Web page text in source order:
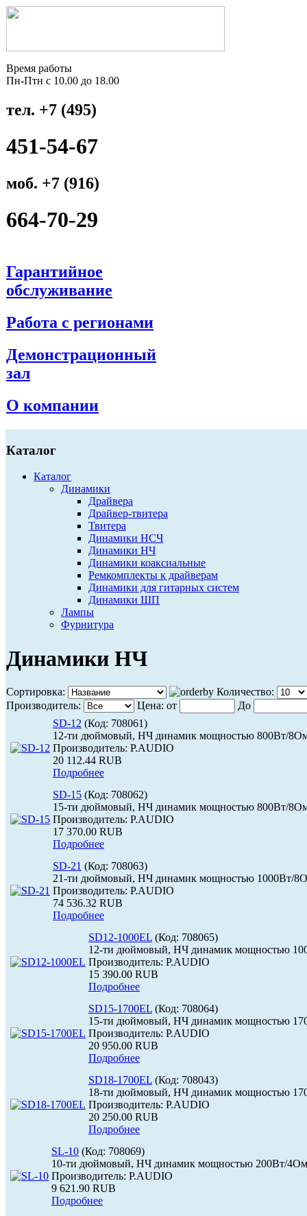
Время работы
Пн-Птн с 10.00 до 18.00
тел. +7 (495)
451-54-67
моб. +7 (916)
664-70-29
Гарантийное
обслуживание
Работа с регионами
Демонстрационный
зал
О компании
Каталог
Каталог
Динамики
Драйвера
Драйвер-твитера
Твитера
Динамики НСЧ
Динамики НЧ
Динамики коаксиальные
Ремкомплекты к драйверам
Динамики для гитарных систем
Динамики ШП
Лампы
Фурнитура
Динамики НЧ
Сортировка:
Количество:
Производитель:
Цена: от
До
SD-12 (Код: 708061)
12-ти дюймовый, НЧ динамик мощностью 800Вт/
Производитель: P.AUDIO
20 112.44 RUB
Подробнее
SD-15 (Код: 708062)
15-ти дюймовый, НЧ динамик мощностью 800Вт/
Производитель: P.AUDIO
17 370.00 RUB
Подробнее
SD-21 (Код: 708063)
21-ти дюймовый, НЧ динамик мощностью 1000Вт/
Производитель: P.AUDIO
74 536.32 RUB
Подробнее
SD12-1000EL (Код: 708065)
12-ти дюймовый, НЧ динамик мощностью
Производитель: P.AUDIO
15 390.00 RUB
Подробнее
SD15-1700EL (Код: 708064)
15-ти дюймовый, НЧ динамик мощностью
Производитель: P.AUDIO
20 950.00 RUB
Подробнее
SD18-1700EL (Код: 708043)
18-ти дюймовый, НЧ динамик мощностью
Производитель: P.AUDIO
20 250.00 RUB
Подробнее
SL-10 (Код: 708069)
10-ти дюймовый, НЧ динамик мощностью 200Вт/
Производитель: P.AUDIO
9 621.90 RUB
Подробнее